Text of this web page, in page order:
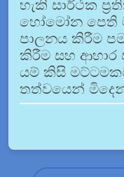
හැකි සාර්ථක
හෝමෝන පෙති
පාලනය කිරීම
කිරීම සහ ආහාර
යම් කිසි
තත්වයෙන්